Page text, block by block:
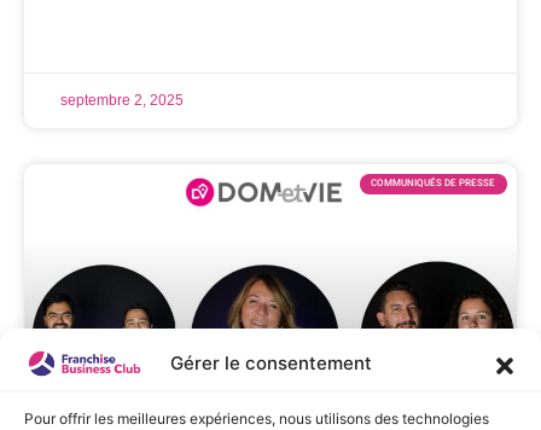
Gérer le consentement
Pour offrir les meilleures expériences, nous utilisons des technologies
septembre 2, 2025
COMMUNIQUÉS DE PRESSE